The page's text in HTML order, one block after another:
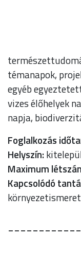
témanapok,
egyéb
vizes élőhelyek
napja,
Foglalkozás
Helyszín:
Maximum
Kapcsolódó
környezetismeret